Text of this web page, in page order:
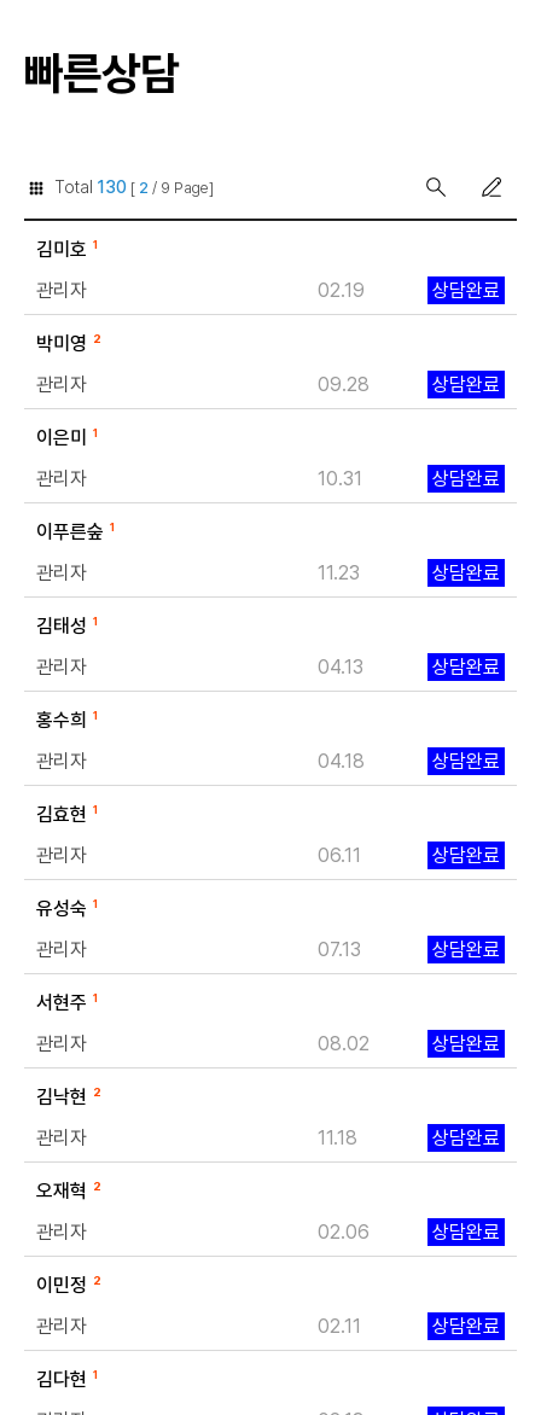
빠른상담
Total 130 [ 2 / 9 Page]
김미호 1
관리자 02.19 상담완료
박미영 2
관리자 09.28 상담완료
이은미 1
관리자 10.31 상담완료
이푸른숲 1
관리자 11.23 상담완료
김태성 1
관리자 04.13 상담완료
홍수희 1
관리자 04.18 상담완료
김효현 1
관리자 06.11 상담완료
유성숙 1
관리자 07.13 상담완료
서현주 1
관리자 08.02 상담완료
김낙현 2
관리자 11.18 상담완료
오재혁 2
관리자 02.06 상담완료
이민정 2
관리자 02.11 상담완료
김다현 1
개인정보 제공받는자
드림페이스
수집하는 개인정보
이름, 연락처, 시술분야
상담신청을 위한 정보 수집 및 상담 자료